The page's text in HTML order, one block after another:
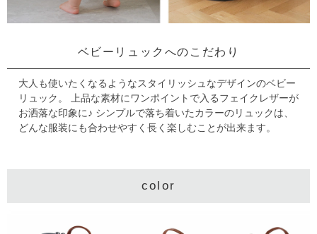
ベビーリュックへのこだわり
大人も使いたくなるようなスタイリッシュなデザインのベビー
リュック。
上品な素材にワンポイントで入るフェイクレザーが
お洒落な印象に♪ シンプルで落ち着いたカラーのリュックは、
どんな服装にも合わせやすく長く楽しむことが出来ます。
color